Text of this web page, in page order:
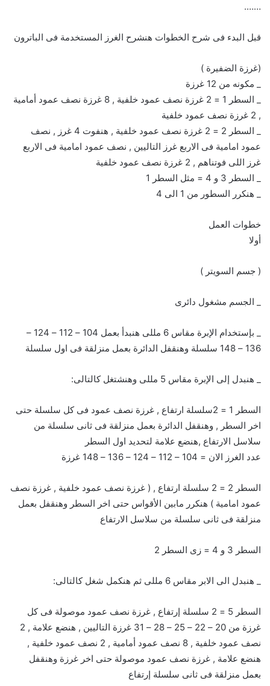
…….
قبل البدء فى شرح الخطوات هنشرح الغرز المستخدمة فى الباترون
(غرزة الضفيرة )
_ مكونه من 12 غرزة
_ السطر 1 = 2 غرزة نصف عمود خلفية , 8 غرزة نصف عمود أمامية
, 2 غرزة نصف عمود خلفية
_ السطر 2 = 2 غرزة نصف عمود خلفية , هنفوت 4 غرز , نصف
عمود امامية فى الاربع غرز التاليين , نصف عمود امامية فى الاربع
غرز اللى فوتناهم , 2 غرزة نصف عمود خلفية
_ السطر 3 و 4 = مثل السطر 1
_ هنكرر السطور من 1 الى 4
خطوات العمل
أولا
( جسم السويتر )
_ الجسم مشغول دائرى
_ بإستخدام الإبرة مقاس 6 مللى هنبدأ بعمل 104 – 112 – 124 –
136 – 148 سلسلة وهنقفل الدائرة بعمل منزلقة فى اول سلسلة
_ هنبدل إلى الإبرة مقاس 5 مللى وهنشتغل كالتالى:
السطر 1 = 2سلسلة ارتفاع , غرزة نصف عمود فى كل سلسلة حتى
اخر السطر , وهنقفل الدائرة بعمل منزلقة فى ثانى سلسلة من
سلاسل الارتفاع ,هنضع علامة لتحديد اول السطر
عدد الغرز الان = 104 – 112 – 124 – 136 – 148 غرزة
السطر 2 = 2 سلسلة ارتفاع , ( غرزة نصف عمود خلفية , غرزة نصف
عمود امامية ) هنكرر مابين الأقواس حتى اخر السطر وهنقفل بعمل
منزلقة فى ثانى سلسلة من سلاسل الارتفاع
السطر 3 و 4 = زى السطر 2
_ هنبدل الى الابر مقاس 6 مللى ثم هنكمل شغل كالتالى:
السطر 5 = 2 سلسلة إرتفاع , غرزة نصف عمود موصولة فى كل
غرزة من 20 – 22 – 25 – 28 – 31 غرزة التاليين , هنضع علامة , 2
نصف عمود خلفية , 8 نصف عمود أمامية , 2 نصف عمود خلفية ,
هنضع علامة , غرزة نصف عمود موصولة حتى اخر غرزة وهنقفل
بعمل منزلقة فى ثانى سلسلة إرتفاع